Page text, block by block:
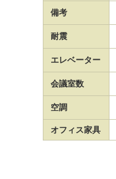
備考
耐震
エレベーター
会議室数
空調
オフィス家具